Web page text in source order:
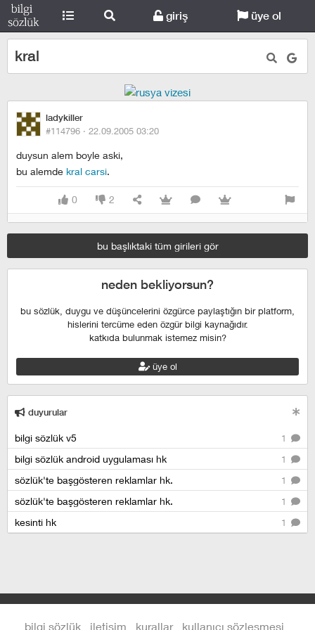
giriş üye ol
kral
ladykiller
#114796 · 22.09.2005 03:20
duysun alem boyle aski,
bu alemde kral carsi.
0 2
bu başlıktaki tüm girileri gör
neden bekliyorsun?
bu sözlük, duygu ve düşüncelerini özgürce paylaştığın bir platform,
hislerini tercüme eden özgür bilgi kaynağıdır.
katkıda bulunmak istemez misin?
üye ol
duyurular
1
bilgi sözlük v5
1
bilgi sözlük android uygulaması hk
1
sözlük'te başgösteren reklamlar hk.
1
sözlük'te başgösteren reklamlar hk.
1
kesinti hk
bilgi sözlük iletişim kurallar kullanıcı sözleşmesi